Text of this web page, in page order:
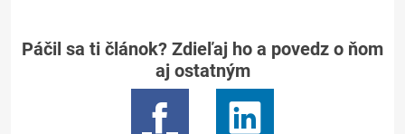
Páčil sa ti článok? Zdieľaj ho a povedz o ňom
aj ostatným